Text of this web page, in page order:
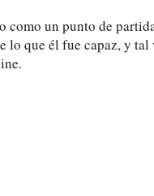
como un punto de
lo que él fue capaz, y